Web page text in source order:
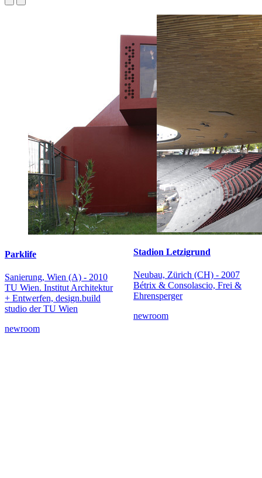
Parklife
Sanierung, Wien (A) - 2010
TU Wien. Institut Architektur
+ Entwerfen, design.build
studio der TU Wien
newroom
Stadion Letzigrund
Neubau, Zürich (CH) - 2007
Bétrix & Consolascio, Frei &
Ehrensperger
newroom